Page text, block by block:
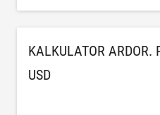
KALKULATOR ARDOR.
USD